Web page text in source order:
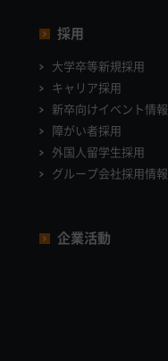
採用
大学卒等新規採用
キャリア採用
新卒向けイベント情報
障がい者採用
外国人留学生採用
グループ会社採用情報
企業活動